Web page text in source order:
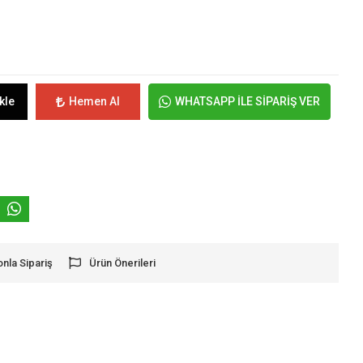
Hemen Al WHATSAPP İLE SİPARİŞ VER
Sipariş Ürün Önerileri